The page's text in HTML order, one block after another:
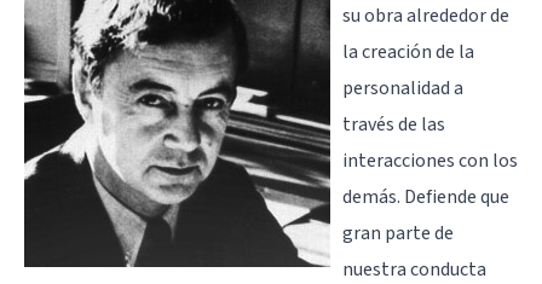
su obra alrededor de
lacreación de la
personalidada
través de las
interacciones con los
demás. Defiende que
gran parte de
nuestra conducta